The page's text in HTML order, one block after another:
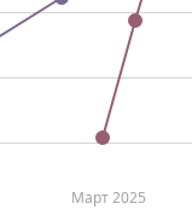
Март 2025